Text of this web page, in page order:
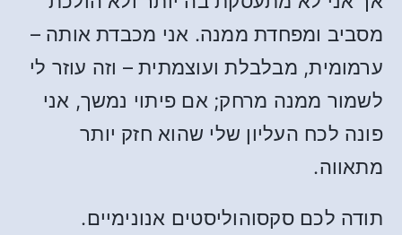
מסביב ומפחדת ממנה. אני מכבדת אותה –
ערמומית, מבלבלת ועוצמתית – וזה עוזר לי
לשמור ממנה מרחק; אם פיתוי נמשך, אני
פונה לכח העליון שלי שהוא חזק יותר
מתאווה.
תודה לכם סקסוהוליסטים אנונימיים.